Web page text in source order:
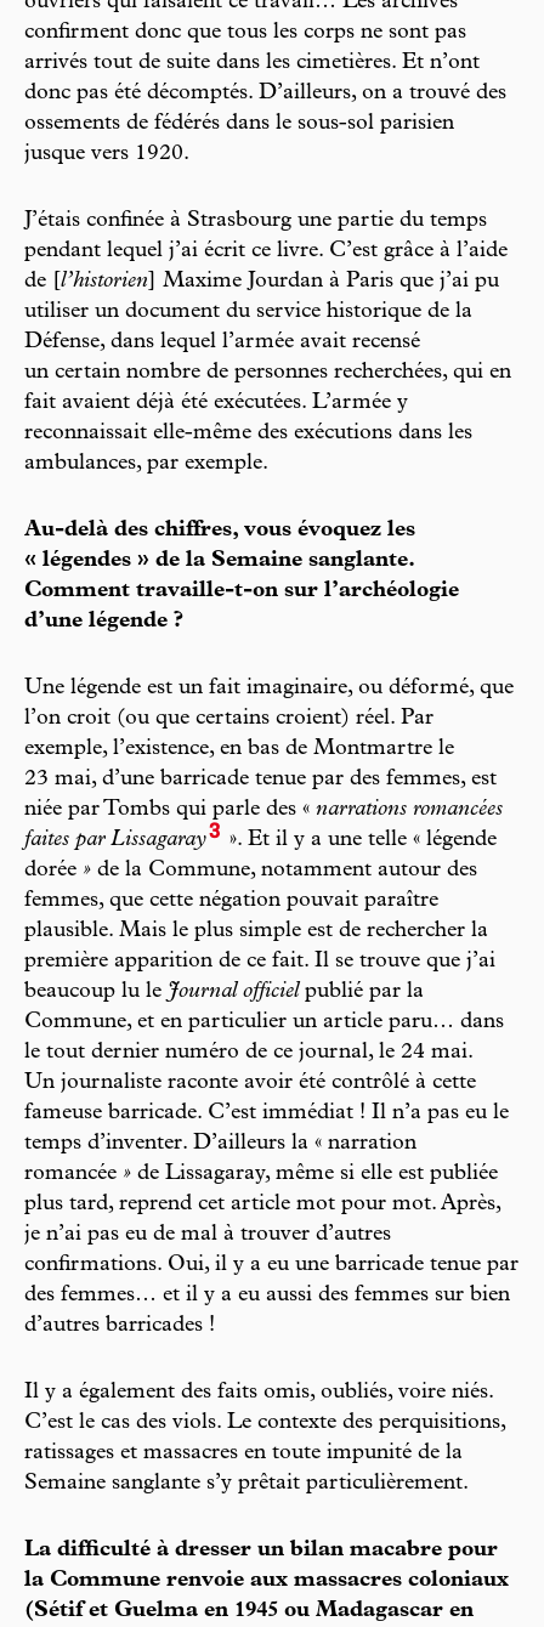
confirment donc que tous les corps ne sont pas
arrivés tout de suite dans les cimetières. Et n’ont
donc pas été décomptés. D’ailleurs, on a trouvé des
ossements de fédérés dans le sous-sol parisien
jusque vers 1920.
J’étais confinée à Strasbourg une partie du temps
pendant lequel j’ai écrit ce livre. C’est grâce à l’aide
de [ l’historien ] Maxime Jourdan à Paris que j’ai pu
utiliser un document du service historique de la
Défense, dans lequel l’armée avait recensé
un certain nombre de personnes recherchées, qui en
fait avaient déjà été exécutées. L’armée y
reconnaissait elle-même des exécutions dans les
ambulances, par exemple.
Au-delà des chiffres, vous évoquez les
« légendes » de la Semaine sanglante.
Comment travaille-t-on sur l’archéologie
d’une légende ?
Une légende est un fait imaginaire, ou déformé, que
l’on croit (ou que certains croient) réel. Par
exemple, l’existence, en bas de Montmartre le
23 mai, d’une barricade tenue par des femmes, est
niée par Tombs qui parle des « narrations romancées
faites par Lissagaray3 ». Et il y a une telle « légende
dorée » de la Commune, notamment autour des
femmes, que cette négation pouvait paraître
plausible. Mais le plus simple est de rechercher la
première apparition de ce fait. Il se trouve que j’ai
beaucoup lu le Journal officiel publié par la
Commune, et en particulier un article paru… dans
le tout dernier numéro de ce journal, le 24 mai.
Un journaliste raconte avoir été contrôlé à cette
fameuse barricade. C’est immédiat ! Il n’a pas eu le
temps d’inventer. D’ailleurs la « narration
romancée » de Lissagaray, même si elle est publiée
plus tard, reprend cet article mot pour mot. Après,
je n’ai pas eu de mal à trouver d’autres
confirmations. Oui, il y a eu une barricade tenue par
des femmes… et il y a eu aussi des femmes sur bien
d’autres barricades !
Il y a également des faits omis, oubliés, voire niés.
C’est le cas des viols. Le contexte des perquisitions,
ratissages et massacres en toute impunité de la
Semaine sanglante s’y prêtait particulièrement.
La difficulté à dresser un bilan macabre pour
la Commune renvoie aux massacres coloniaux
(Sétif et Guelma en 1945 ou Madagascar en